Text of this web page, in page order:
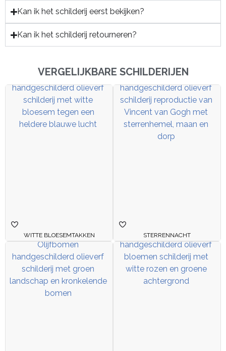
Kan ik het schilderij eerst bekijken?
Kan ik het schilderij retourneren?
VERGELIJKBARE SCHILDERIJEN
WITTE BLOESEMTAKKEN STERRENNACHT